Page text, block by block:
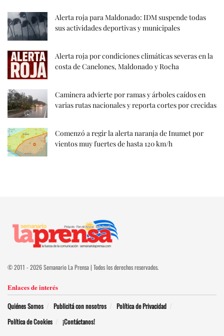
Alerta roja para Maldonado: IDM suspende todas
sus actividades deportivas y municipales
Alerta roja por condiciones climáticas severas en la
costa de Canelones, Maldonado y Rocha
Caminera advierte por ramas y árboles caídos en
varias rutas nacionales y reporta cortes por crecidas
Comenzó a regir la alerta naranja de Inumet por
vientos muy fuertes de hasta 120 km/h
© 2011 - 2026 Semanario La Prensa | Todos los derechos reservados.
Enlaces de interés
Quiénes Somos Publicitá con nosotros
Política de Privacidad
Política de Cookies
¡Contáctanos!